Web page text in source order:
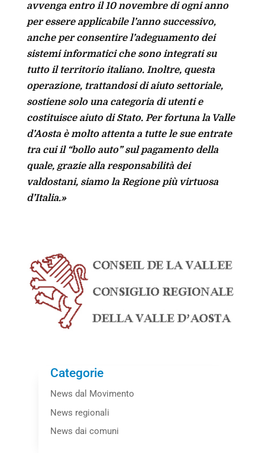
avvenga entro il 10 novembre di ogni anno
per essere applicabile l’anno successivo,
anche per consentire l’adeguamento dei
sistemi informatici che sono integrati su
tutto il territorio italiano. Inoltre, questa
operazione, trattandosi di aiuto settoriale,
sostiene solo una categoria di utenti e
costituisce aiuto di Stato. Per fortuna la Valle
d’Aosta è molto attenta a tutte le sue entrate
tra cui il “bollo auto” sul pagamento della
quale, grazie alla responsabilità dei
valdostani, siamo la Regione più virtuosa
d’Italia.»
Categorie
News dal Movimento
News regionali
News dai comuni